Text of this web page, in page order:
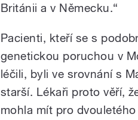
Británii a v Německu.“
Pacienti, kteří se s
genetickou poruchou v
léčili, byli ve srovnání s
starší. Lékaři proto věří,
mohla mít pro